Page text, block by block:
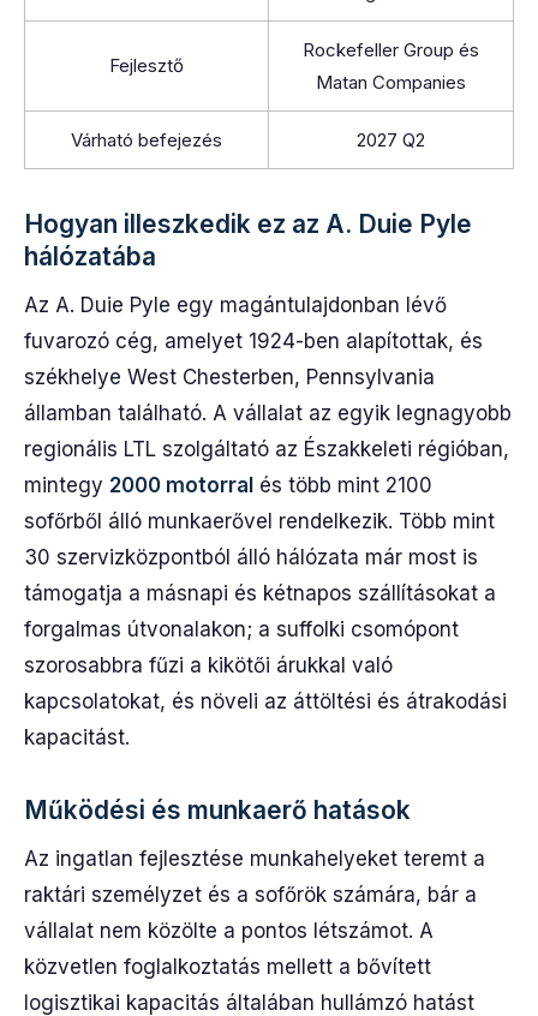
Fejlesztő
Rockefeller Group és
Matan Companies
Várható befejezés 2027 Q2
Hogyan illeszkedik ez az A. Duie Pyle
hálózatába
Az A. Duie Pyle egy magántulajdonban lévő
fuvarozó cég, amelyet 1924-ben alapítottak, és
székhelye West Chesterben, Pennsylvania
államban található. A vállalat az egyik legnagyobb
regionális LTL szolgáltató az Északkeleti régióban,
mintegy 2000 motorral és több mint 2100
sofőrből álló munkaerővel rendelkezik. Több mint
30 szervizközpontból álló hálózata már most is
támogatja a másnapi és kétnapos szállításokat a
forgalmas útvonalakon; a suffolki csomópont
szorosabbra fűzi a kikötői árukkal való
kapcsolatokat, és növeli az áttöltési és átrakodási
kapacitást.
Működési és munkaerő hatások
Az ingatlan fejlesztése munkahelyeket teremt a
raktári személyzet és a sofőrök számára, bár a
vállalat nem közölte a pontos létszámot. A
közvetlen foglalkoztatás mellett a bővített
logisztikai kapacitás általában hullámzó hatást